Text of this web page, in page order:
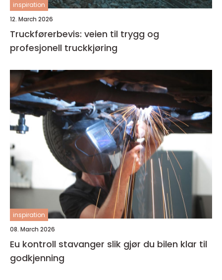
inspiration
12. March 2026
Truckførerbevis: veien til trygg og
profesjonell truckkjøring
inspiration
08. March 2026
Eu kontroll stavanger slik gjør du bilen klar til
godkjenning